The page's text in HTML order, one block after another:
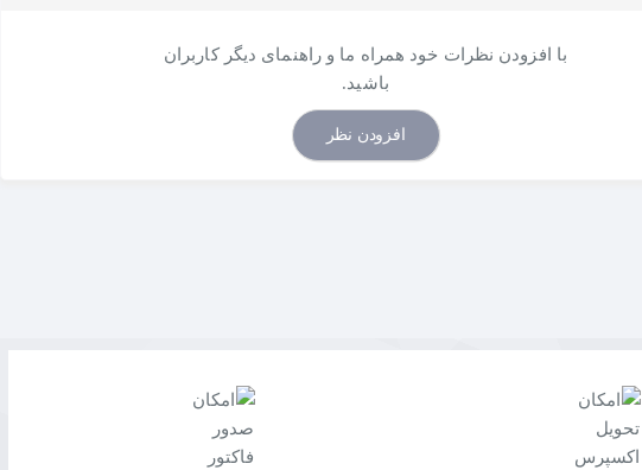
با افزودن نظرات خود همراه ما و راهنمای دیگر کاربران
باشید.
افزودن نظر